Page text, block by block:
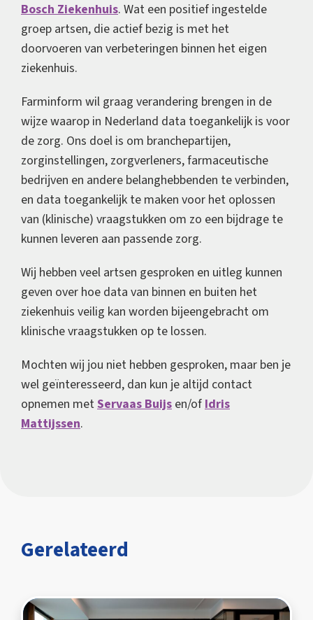
Bosch Ziekenhuis. Wat een positief ingestelde
groep artsen, die actief bezig is met het
doorvoeren van verbeteringen binnen het eigen
ziekenhuis.
Farminform wil graag verandering brengen in de
wijze waarop in Nederland data toegankelijk is voor
de zorg. Ons doel is om branchepartijen,
zorginstellingen, zorgverleners, farmaceutische
bedrijven en andere belanghebbenden te verbinden,
en data toegankelijk te maken voor het oplossen
van (klinische) vraagstukken om zo een bijdrage te
kunnen leveren aan passende zorg.
Wij hebben veel artsen gesproken en uitleg kunnen
geven over hoe data van binnen en buiten het
ziekenhuis veilig kan worden bijeengebracht om
klinische vraagstukken op te lossen.
Mochten wij jou niet hebben gesproken, maar ben je
wel geïnteresseerd, dan kun je altijd contact
opnemen metServaas Buijs en/ofIdris
Mattijssen.
Gerelateerd